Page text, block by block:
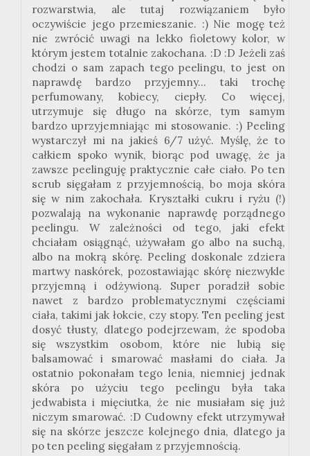
rozwarstwia, ale tutaj rozwiązaniem było
oczywiście jego przemieszanie. :) Nie mogę też
nie zwrócić uwagi na lekko fioletowy kolor, w
którym jestem totalnie zakochana. :D :D Jeżelizaś
chodzi o sam zapach tego peelingu, to jest on
naprawdę bardzo przyjemny... taki trochę
perfumowany, kobiecy, ciepły. Co więcej,
utrzymuje się długo na skórze, tym samym
bardzo uprzyjemniając mi stosowanie. :) Peeling
wystarczył mi na jakieś 6/7 użyć. Myślę, że to
całkiem spoko wynik, biorąc pod uwagę, że ja
zawsze peelinguję praktycznie całe ciało. Po ten
scrub sięgałam z przyjemnością, bo moja skóra
się w nim zakochała. Kryształki cukru i ryżu (!)
pozwalają na wykonanie naprawdę porządnego
peelingu. W zależności od tego, jaki efekt
chciałam osiągnąć, używałam go albo na suchą,
albo na mokrą skórę. Peeling doskonale zdziera
martwy naskórek, pozostawiając skórę niezwykle
przyjemną i odżywioną. Super poradził sobie
nawet z bardzo problematycznymi częściami
ciała, takimi jak łokcie, czy stopy. Ten peeling jest
dosyć tłusty, dlatego podejrzewam, że spodoba
się wszystkim osobom, które nie lubią się
balsamować i smarować masłami do ciała. Ja
ostatnio pokonałam tego lenia, niemniej jednak
skóra po użyciu tego peelingu była taka
jedwabista i mięciutka, że nie musiałam się już
niczym smarować. :D Cudowny efekt utrzymywał
się na skórze jeszcze kolejnego dnia, dlatego ja
po ten peeling sięgałam z przyjemnością.